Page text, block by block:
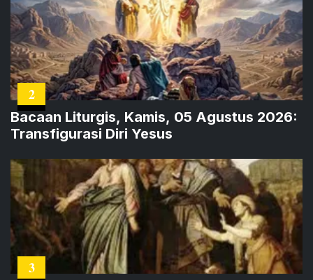
2
Bacaan Liturgis, Kamis, 05 Agustus 2026:
Transfigurasi Diri Yesus
3